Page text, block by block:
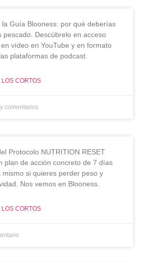
Guía Blooness: por qué deberías
pescado. Descúbrelo en acceso
vídeo en YouTube y en formato
plataformas de podcast.
CORTOS
comentarios
Protocolo NUTRITION RESET
plan de acción concreto de 7 días
mismo si quieres perder peso y
Nos vemos en Blooness.
CORTOS